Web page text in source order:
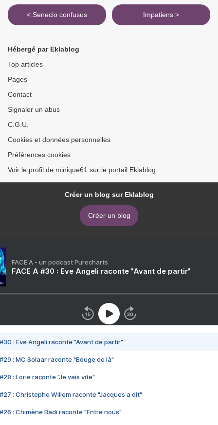
< Senecio confusus Impatiens >
Hébergé par Eklablog
Top articles
Pages
Contact
Signaler un abus
C.G.U.
Cookies et données personnelles
Préférences cookies
Voir le profil de minique61 sur le portail Eklablog
Créer un blog sur Eklablog
Créer un blog
FACE A - un podcast Purecharts
FACE A #30 : Eve Angeli raconte "Avant de partir"
#30 : Eve Angeli raconte "Avant de partir"
#29 : MC Solaar raconte "Bouge de là"
#28 : Lorie raconte "Je vais vite"
#27 : Christophe Willem raconte "Jacques a dit"
#26 : Chimène Badi raconte "Entre nous"